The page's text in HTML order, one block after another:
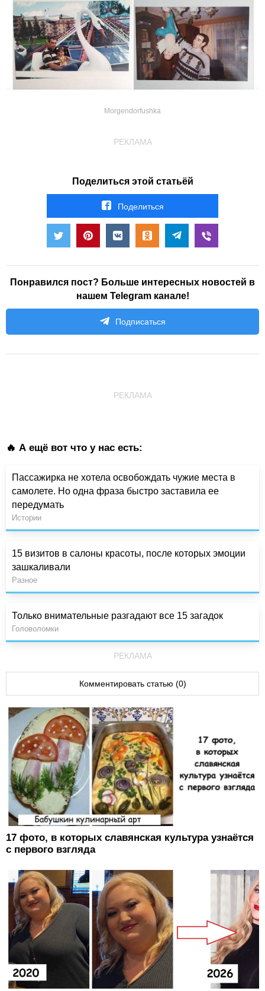
Morgendorfushka
РЕКЛАМА
Поделиться этой статьёй
Поделиться
Понравился пост? Больше интересных новостей в
нашем Telegram канале!
Подписаться
РЕКЛАМА
🔥 А ещё вот что у нас есть:
Пассажирка не хотела освобождать чужие места в
самолете. Но одна фраза быстро заставила ее
передумать
Истории
15 визитов в салоны красоты, после которых эмоции
зашкаливали
Разное
Только внимательные разгадают все 15 загадок
Головоломки
РЕКЛАМА
Комментировать статью (0)
17 фото, в которых славянская культура узнаётся
с первого взгляда